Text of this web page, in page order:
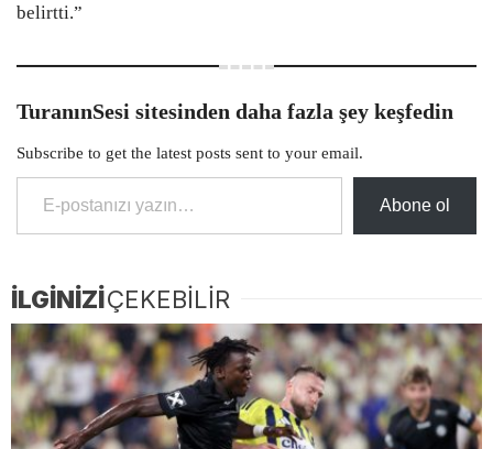
belirtti.”
TuranınSesi sitesinden daha fazla şey keşfedin
Subscribe to get the latest posts sent to your email.
E-postanızı yazın…
Abone ol
İLGİNİZİÇEKEBİLİR